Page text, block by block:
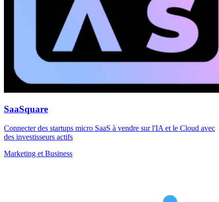
SaaSquare
Connecter des startups micro SaaS à vendre sur l'IA et le Cloud avec
des investisseurs actifs
Marketing et Business